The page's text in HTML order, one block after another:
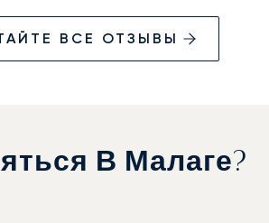
ВСЕ ОТЗЫВЫ
В Малаге?